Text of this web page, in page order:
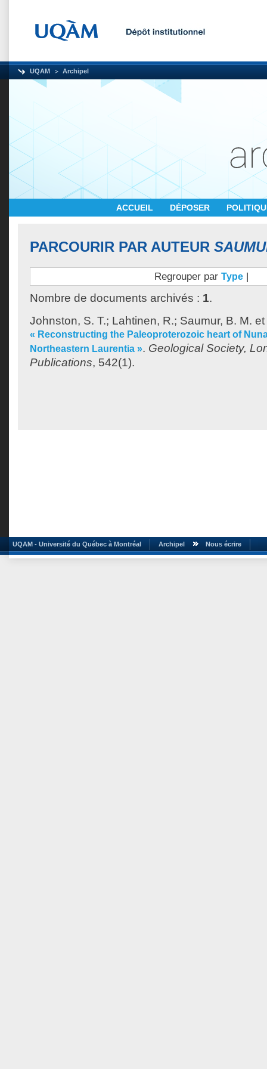
UQAM Archipel
ACCUEIL DÉPOSER
PARCOURIR PAR AUTEUR
Regrouper par Type |
Nombre de documents archivés : 1.
Johnston, S. T.; Lahtinen, R.; Saumur, B. M. et
« Reconstructing the Paleoproterozoic heart of
Northeastern Laurentia ». Geological Society,
Publications, 542(1).
UQAM - Université du Québec à Montréal Archipel Nous écrire